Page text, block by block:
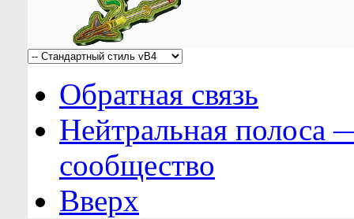
Обратная связь
Нейтральная полоса
сообщество
Вверх